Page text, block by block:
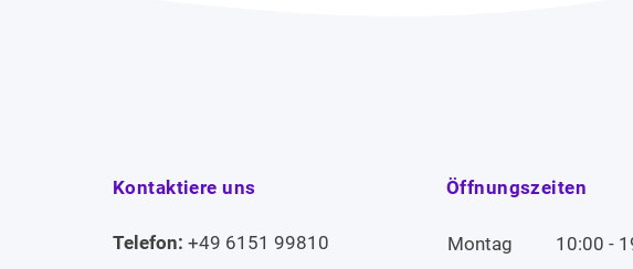
Kontaktiere uns
Telefon: +49 6151 99810
Öffnungszeiten
Montag
10:00 -